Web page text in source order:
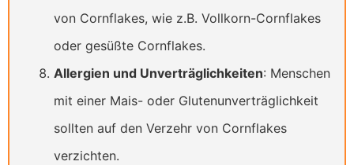
von Cornflakes, wie z.B. Vollkorn-Cornflakes
oder gesüßte Cornflakes.
Allergien und Unverträglichkeiten: Menschen
mit einer Mais- oder Glutenunverträglichkeit
sollten auf den Verzehr von Cornflakes
verzichten.